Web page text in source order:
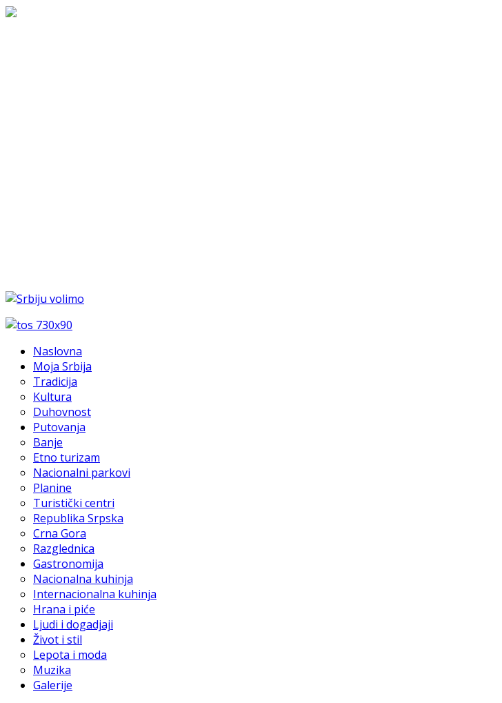
Naslovna
Moja Srbija
Tradicija
Kultura
Duhovnost
Putovanja
Banje
Etno turizam
Nacionalni parkovi
Planine
Turistički centri
Republika Srpska
Crna Gora
Razglednica
Gastronomija
Nacionalna kuhinja
Internacionalna kuhinja
Hrana i piće
Ljudi i dogadjaji
Život i stil
Lepota i moda
Muzika
Galerije